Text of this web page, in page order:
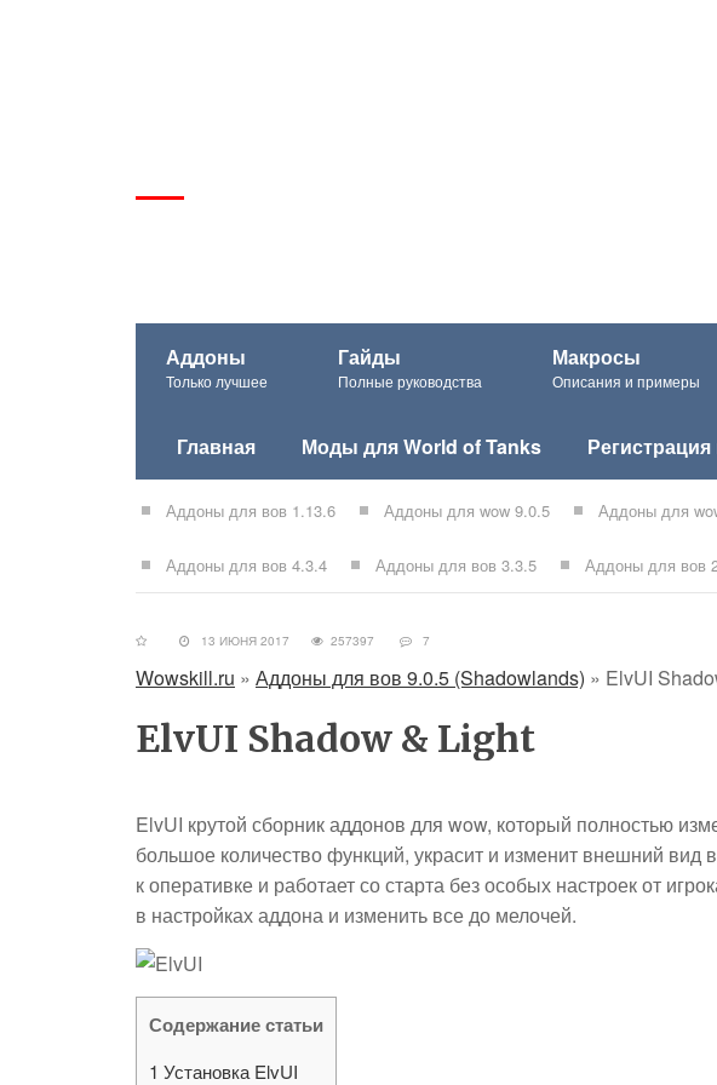
Аддоны
Только лучшее
Гайды
Полные руководства
Макросы
Описания и примеры
Главная Моды для World of Tanks
Аддоны для вов 1.13.6 Аддоны для wow 9.0.5 Аддоны для
Аддоны для вов 4.3.4 Аддоны для вов 3.3.5 Аддоны для вов
13 ИЮНЯ 2017 257397 7
Wowskill.ru » Аддоны для вов 9.0.5 (Shadowlands) » ElvUI
ElvUI Shadow & Light
ElvUI крутой сборник аддонов для wow, который полностью
большое количество функций, украсит и изменит внешний
к оперативке и работает со старта без особых настроек от
в настройках аддона и изменить все до мелочей.
Содержание статьи
1 Установка ElvUI